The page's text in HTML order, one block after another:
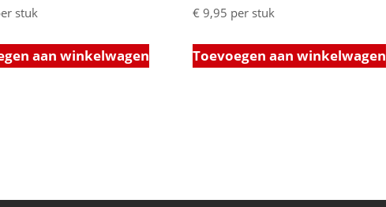
stuk
aan winkelwagen
€9,95 per stuk
Toevoegen aan winkelwagen